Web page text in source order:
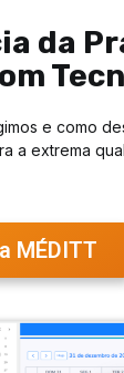
da
e como
a extrema
MÉDITT